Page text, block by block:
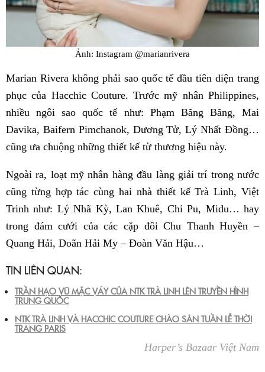
Ảnh: Instagram @marianrivera
Marian Rivera không phải sao quốc tế đầu tiên diện trang
phục của Hacchic Couture. Trước mỹ nhân Philippines,
nhiều ngôi sao quốc tế như: Phạm Băng Băng, Mai
Davika, Baifern Pimchanok, Dương Tử, Lý Nhất Đồng…
cũng ưa chuộng những thiết kế từ thương hiệu này.
Ngoài ra, loạt mỹ nhân hàng đầu làng giải trí trong nước
cũng từng hợp tác cùng hai nhà thiết kế Trà Linh, Việt
Trinh như: Lý Nhã Kỳ, Lan Khuê, Chi Pu, Midu… hay
trong đám cưới của các cặp đôi Chu Thanh Huyền –
Quang Hải, Doãn Hải My – Đoàn Văn Hậu…
TIN LIÊN QUAN:
TRẦN HẠO VŨ MẶC VÁY CỦA NTK TRÀ LINH LÊN TRUYỀN HÌNH
TRUNG QUỐC
NTK TRÀ LINH VÀ HACCHIC COUTURE CHÀO SÂN TUẦN LỄ THỜI
TRANG PARIS
Harper’s Bazaar Việt Nam